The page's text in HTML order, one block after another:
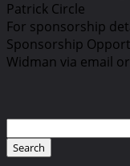
Patrick Circle
For sponsorship
Sponsorship
Widman via email